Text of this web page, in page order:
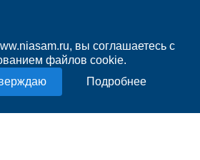
вы соглашаетесь с
файлов cookie.
Подробнее